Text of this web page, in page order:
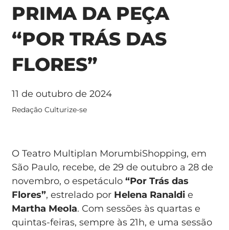
PRIMA DA PEÇA
“POR TRÁS DAS
FLORES”
11 de outubro de 2024
Redação Culturize-se
O Teatro Multiplan MorumbiShopping, em
São Paulo, recebe, de 29 de outubro a 28 de
novembro, o espetáculo“Por Trás das
Flores”, estrelado por Helena Ranaldi e
Martha Meola. Com sessões às quartas e
quintas-feiras, sempre às 21h, e uma sessão